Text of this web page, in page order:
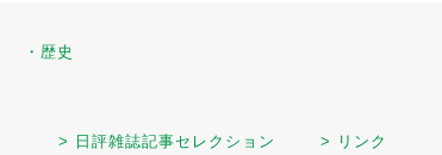
・歴史
> 日評雑誌記事セレクション > リンク